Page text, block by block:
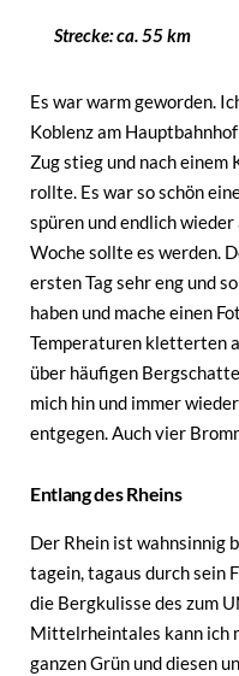
Strecke: ca. 55 km
Es war warm geworden.
Koblenz am
Zug stieg und nach
rollte. Es war so schön
spüren und endlich wieder
Woche sollte es werden.
ersten Tag sehr eng und
haben und mache einen
Temperaturen kletterten
über häufigen
mich hin und immer
entgegen. Auch vier
Entlang des Rheins
Der Rhein ist wahnsinnig
tagein, tagaus durch sein
die Bergkulisse des zum
Mittelrheintales kann ich
ganzen Grün und diesen